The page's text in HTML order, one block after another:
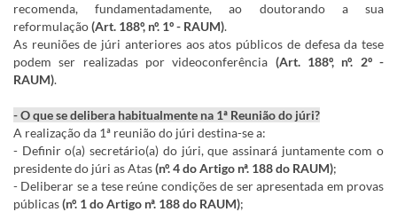
recomenda, fundamentadamente, ao doutorando a sua
reformulação(Art. 188º, nº. 1º - RAUM).
As reuniões de júri anteriores aos atos públicos de defesa da tese
podem ser realizadas por videoconferência (Art. 188º, nº. 2º -
RAUM).
- O que se delibera habitualmente na 1ª Reunião do júri?
A realização da 1ª reunião do júri destina-se a:
- Definir o(a) secretário(a) do júri, que assinará juntamente com o
presidente do júri as Atas(nº. 4 do Artigo nª. 188 do RAUM);
- Deliberar se a tese reúne condições de ser apresentada em provas
públicas(nº. 1 do Artigo nª. 188 do RAUM);